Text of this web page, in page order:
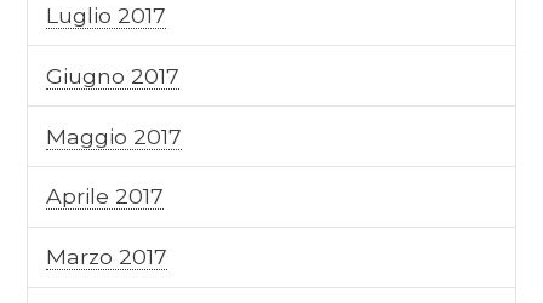
Luglio 2017
Giugno 2017
Maggio 2017
Aprile 2017
Marzo 2017